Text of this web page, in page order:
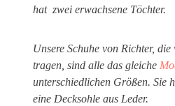
hat zwei erwachsene Töchter.
Unsere Schuhe von Richter,
tragen, sind alle das gleiche
unterschiedlichen Größen. Sie
eine Decksohle aus Leder.